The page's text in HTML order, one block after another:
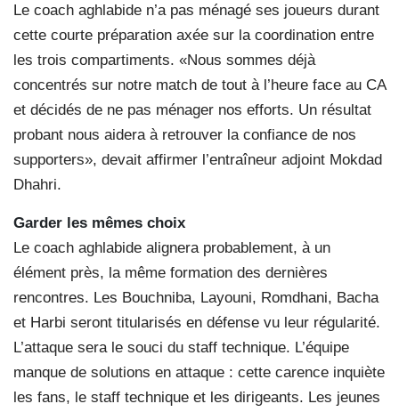
Le coach aghlabide n’a pas ménagé ses joueurs durant
cette courte préparation axée sur la coordination entre
les trois compartiments. «Nous sommes déjà
concentrés sur notre match de tout à l’heure face au CA
et décidés de ne pas ménager nos efforts. Un résultat
probant nous aidera à retrouver la confiance de nos
supporters», devait affirmer l’entraîneur adjoint Mokdad
Dhahri.
Garder les mêmes choix
Le coach aghlabide alignera probablement, à un
élément près, la même formation des dernières
rencontres. Les Bouchniba, Layouni, Romdhani, Bacha
et Harbi seront titularisés en défense vu leur régularité.
L’attaque sera le souci du staff technique. L’équipe
manque de solutions en attaque : cette carence inquiète
les fans, le staff technique et les dirigeants. Les jeunes